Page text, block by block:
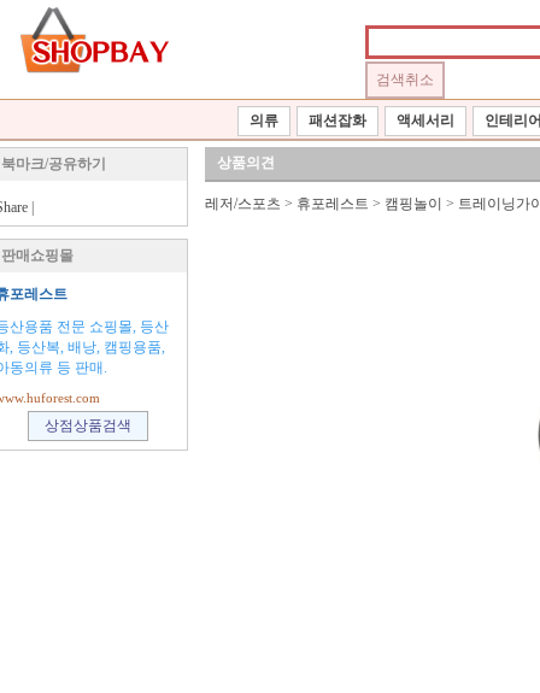
의류 패션잡화 액세서리 인테리
북마크/공유하기
판매쇼핑몰
포레스트
산용품 전문 쇼핑몰, 등산
, 등산복, 배낭, 캠핑용품,
동의류 등 판매.
상품의견
레저/스포츠 > 휴포레스트 > 캠핑놀이 > 트레이닝가